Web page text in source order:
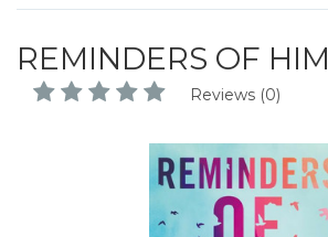
REMINDERS OF HIM
Reviews (0)